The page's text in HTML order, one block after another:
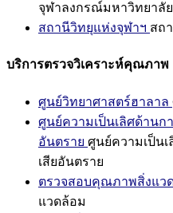
จุฬาลงกรณ์มหาวิทยาลัย
สถานีวิทยุแห่งจุฬาฯ สถ
บริการตรวจวิเคราะห์คุณภาพ
ศูนย์วิทยาศาสตร์ฮาลาล
ศูนย์ความเป็นเลิศด้านก
อันตราย ศูนย์ความเป็น
เสียอันตราย
ตรวจสอบคุณภาพสิ่งแว
แวดล้อม